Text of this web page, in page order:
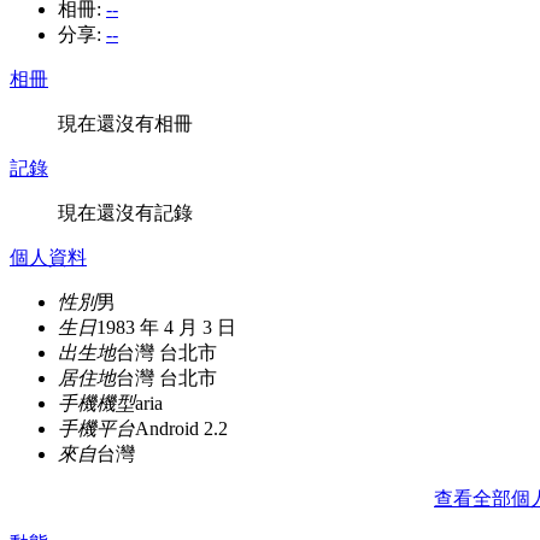
相冊: --
分享: --
相冊
現在還沒有相冊
記錄
現在還沒有記錄
個人資料
性別男
生日1983 年 4 月 3 日
出生地台灣 台北市
居住地台灣 台北市
手機機型aria
手機平台Android 2.2
來自台灣
查看全部個